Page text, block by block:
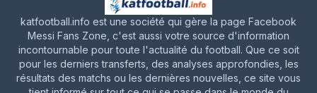
katfootball.info est une société qui gère la page Facebook
Messi Fans Zone, c'est aussi votre source d'information
incontournable pour toute l'actualité du football. Que ce soit
pour les derniers transferts, des analyses approfondies, les
résultats des matchs ou les dernières nouvelles, ce site vous